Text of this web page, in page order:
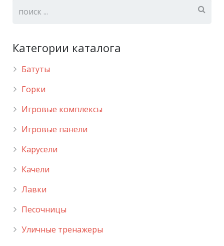
Категории каталога
Батуты
Горки
Игровые комплексы
Игровые панели
Карусели
Качели
Лавки
Песочницы
Уличные тренажеры